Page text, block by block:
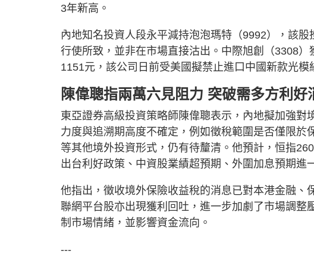
3年新高。
內地知名投資人段永平減持泡泡瑪特（9992），該
行使所致，並非在市場直接沽出。中際旭創（3308
1151元，該公司日前受美國擬禁止進口中國新款光模
陳偉聰指兩萬六見阻力 突破需多方利好
東亞證券高級投資策略師陳偉聰表示，內地擬加強
力度與追溯期高度不確定，例如徵稅範圍是否僅限
等其他境外投資形式，仍有待釐清。他預計，恒指
出台利好政策、中資股業績超預期、外圍加息預期進
他指出，徵收境外保險收益稅的消息已對本港金融
聯網平台股亦出現獲利回吐，進一步加劇了市場調
制市場情緒，並影響資金流向。
---